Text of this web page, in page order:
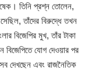
তিনি প্রশ্ন তোলেন,
তাঁদের বিরুদ্ধে তখন
বিজেপির মুখ, তাঁর টাকা
যোগ দেওয়ার পর
দেখছেন এবং রাজনৈতিক